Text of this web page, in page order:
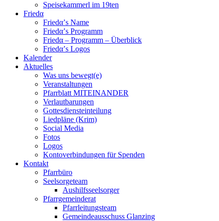
Speisekammerl im 19ten
Friedα
Friedα’s Name
Friedα’s Programm
Friedα – Programm – Überblick
Friedα’s Logos
Kalender
Aktuelles
Was uns bewegt(e)
Veranstaltungen
Pfarrblatt MITEINANDER
Verlautbarungen
Gottesdiensteinteilung
Liedpläne (Krim)
Social Media
Fotos
Logos
Kontoverbindungen für Spenden
Kontakt
Pfarrbüro
Seelsorgeteam
Aushilfsseelsorger
Pfarrgemeinderat
Pfarrleitungsteam
Gemeindeausschuss Glanzing